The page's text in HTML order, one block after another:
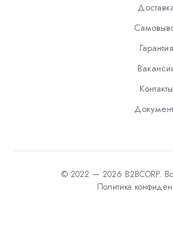
Гарантия
Контакты
© 2022 — 2026 B2BCORP.
Политика